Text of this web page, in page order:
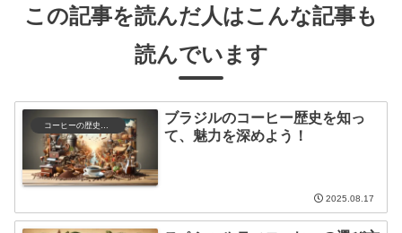
この記事を読んだ人はこんな記事も
読んでいます
コーヒーの歴史と文化
ブラジルのコーヒー歴史を知っ
て、魅力を深めよう！
2025.08.17